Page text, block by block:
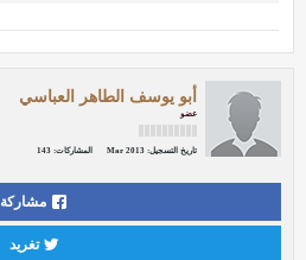
أبو يوسف الطاهر العباسي
عضو
تاريخ التسجيل: Mar 2013 المشاركات: 143
مشاركة
تغريد